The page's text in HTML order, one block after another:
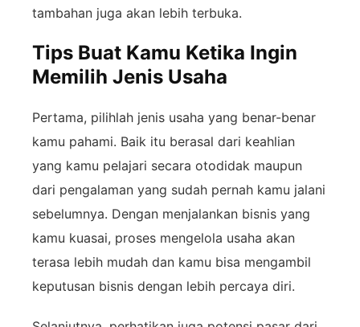
tambahan juga akan lebih terbuka.
Tips Buat Kamu Ketika Ingin
Memilih Jenis Usaha
Pertama, pilihlah jenis usaha yang benar-benar
kamu pahami. Baik itu berasal dari keahlian
yang kamu pelajari secara otodidak maupun
dari pengalaman yang sudah pernah kamu jalani
sebelumnya. Dengan menjalankan bisnis yang
kamu kuasai, proses mengelola usaha akan
terasa lebih mudah dan kamu bisa mengambil
keputusan bisnis dengan lebih percaya diri.